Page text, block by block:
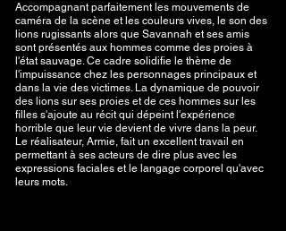
Accompagnant parfaitement les mouvements de
caméra de la scène et les couleurs vives, le son des
lions rugissants alors que Savannah et ses amis
sont présentés aux hommes comme des proies à
l'état sauvage. Ce cadre solidifie le thème de
l'impuissance chez les personnages principaux et
dans la vie des victimes. La dynamique de pouvoir
des lions sur ses proies et de ces hommes sur les
filles s'ajoute au récit qui dépeint l'expérience
horrible que leur vie devient de vivre dans la peur.
Le réalisateur, Armie, fait un excellent travail en
permettant à ses acteurs de dire plus avec les
expressions faciales et le langage corporel qu'avec
leurs mots.